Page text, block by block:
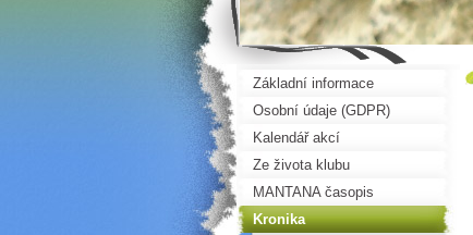
Základní informace
Osobní údaje (GDPR)
Kalendář akcí
Ze života klubu
MANTANA časopis
Kronika